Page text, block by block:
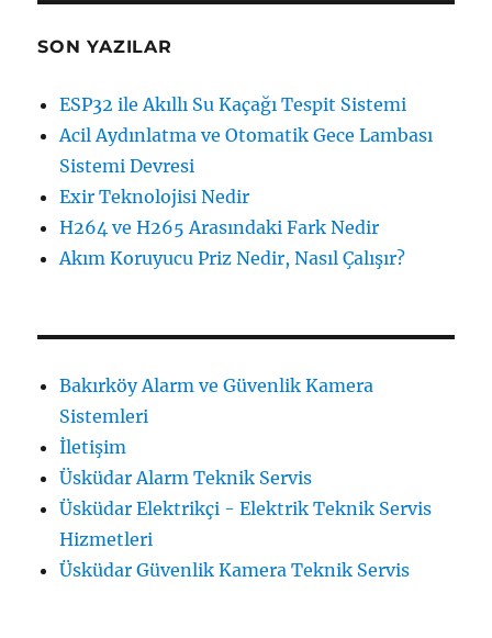
SON YAZILAR
ESP32 ile Akıllı Su Kaçağı Tespit Sistemi
Acil Aydınlatma ve Otomatik Gece Lambası
Sistemi Devresi
Exir Teknolojisi Nedir
H264 ve H265 Arasındaki Fark Nedir
Akım Koruyucu Priz Nedir, Nasıl Çalışır?
Bakırköy Alarm ve Güvenlik Kamera
Sistemleri
İletişim
Üsküdar Alarm Teknik Servis
Üsküdar Elektrikçi - Elektrik Teknik Servis
Hizmetleri
Üsküdar Güvenlik Kamera Teknik Servis